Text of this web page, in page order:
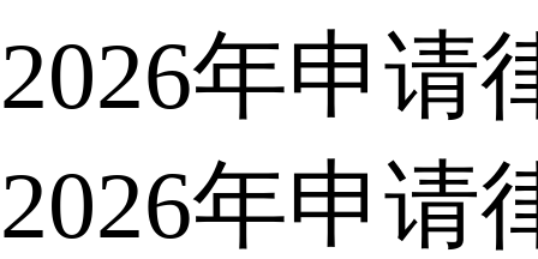
2026年申请
2026年申请